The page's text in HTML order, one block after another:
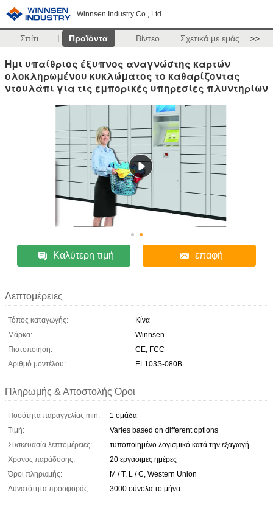
Winnsen Industry Co., Ltd.
Σπίτι Προϊόντα Βίντεο Σχετικά με εμάς >>
Ημι υπαίθριος έξυπνος αναγνώστης καρτών
ολοκληρωμένου κυκλώματος το καθαρίζοντας
ντουλάπι για τις εμπορικές υπηρεσίες πλυντηρίων
Καλύτερη τιμή επαφή
Λεπτομέρειες
Τόπος καταγωγής:
Κίνα
Μάρκα:
Winnsen
Πιστοποίηση:
CE, FCC
Αριθμό μοντέλου:
EL103S-080B
Πληρωμής & Αποστολής Όροι
Ποσότητα παραγγελίας min:
1 ομάδα
Τιμή:
Varies based on different options
Συσκευασία λεπτομέρειες:
τυποποιημένο λογισμικό κατά την εξαγωγή
Χρόνος παράδοσης:
20 εργάσιμες ημέρες
Όροι πληρωμής:
Μ / Τ, L / C, Western Union
Δυνατότητα προσφοράς:
3000 σύνολα το μήνα